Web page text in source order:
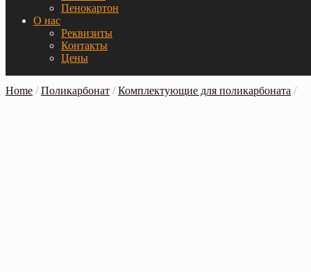
Пенокартон
О нас
Реквизиты
Контакты
Цены
Home /Поликарбонат /Комплектующие для поликарбоната /